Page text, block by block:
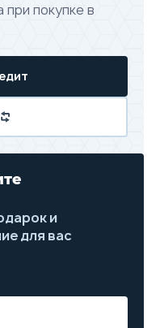
покупке в
и
для вас